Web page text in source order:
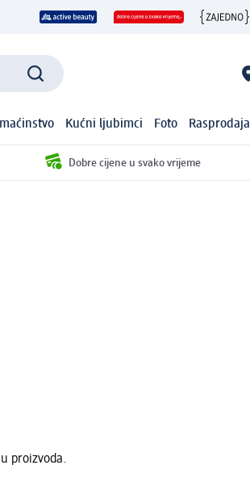
Kućni ljubimci Foto Rasprodaja
Dobre cijene u svako vrijeme
proizvoda.